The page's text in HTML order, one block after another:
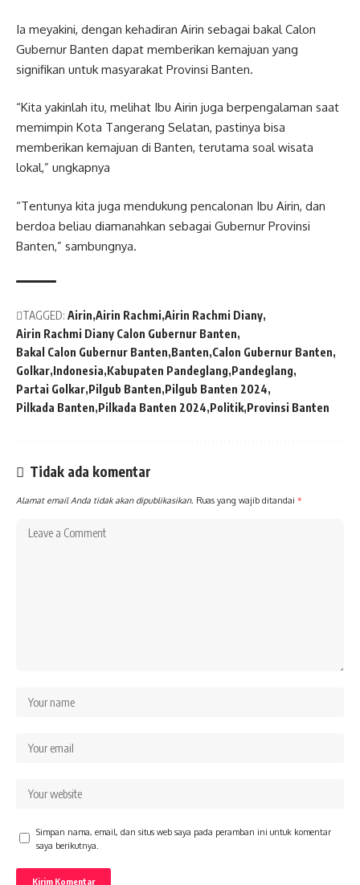
Ia meyakini, dengan kehadiran Airin sebagai bakal Calon
Gubernur Banten dapat memberikan kemajuan yang
signifikan untuk masyarakat Provinsi Banten.
“Kita yakinlah itu, melihat Ibu Airin juga berpengalaman saat
memimpin Kota Tangerang Selatan, pastinya bisa
memberikan kemajuan di Banten, terutama soal wisata
lokal,” ungkapnya
“Tentunya kita juga mendukung pencalonan Ibu Airin, dan
berdoa beliau diamanahkan sebagai Gubernur Provinsi
Banten,” sambungnya.
TAGGED: Airin Airin Rachmi Airin Rachmi Diany
Airin Rachmi Diany Calon Gubernur Banten
Bakal Calon Gubernur Banten Banten Calon Gubernur Banten
Golkar Indonesia Kabupaten Pandeglang Pandeglang
Partai Golkar Pilgub Banten Pilgub Banten 2024
Pilkada Banten Pilkada Banten 2024 Politik Provinsi Banten
Tidak ada komentar
Alamat email Anda tidak akan dipublikasikan. Ruas yang wajib ditandai *
Simpan nama, email, dan situs web saya pada peramban ini untuk komentar
saya berikutnya.